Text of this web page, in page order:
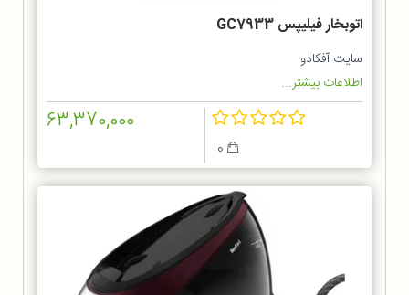
اتوبخار فیلیپس GC7933
سایت آفکادو
اطلاعات بیشتر...
63,370,000